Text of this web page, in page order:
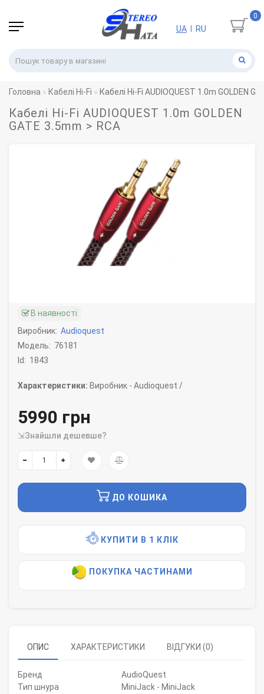
0
UA RU
Головна Кабелі Hi-Fi Кабелі Hi-Fi AUDIOQUEST 1.0m GOLDEN
Кабелі Hi-Fi AUDIOQUEST 1.0m GOLDEN
GATE 3.5mm > RCA
В наявності
Виробник: Audioquest
Модель: 76181
Id: 1843
Характеристики: Виробник - Audioquest /
5990 грн
⇲Знайшли дешевше?
ДО КОШИКА
КУПИТИ В 1 КЛІК
ПОКУПКА ЧАСТИНАМИ
ОПИС ХАРАКТЕРИСТИКИ ВІДГУКИ (0)
Бренд
AudioQuest
Тип шнура
MiniJack - MiniJack